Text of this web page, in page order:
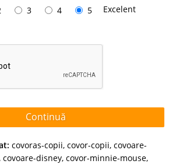
3 4 5 Excelent
Continuă
covoras-copii, covor-copii, covoare-
, covoare-disney, covor-minnie-mouse,